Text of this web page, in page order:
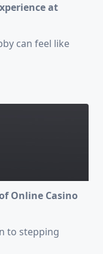
at
can feel like
Online Casino
to stepping